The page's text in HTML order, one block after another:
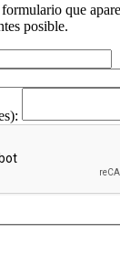
que
posible.